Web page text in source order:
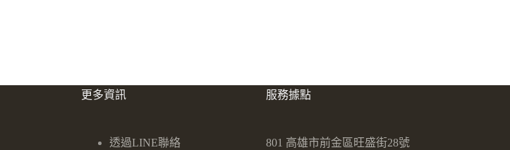
更多資訊
透過LINE聯絡
服務據點
801 高雄市前金區旺盛街28號